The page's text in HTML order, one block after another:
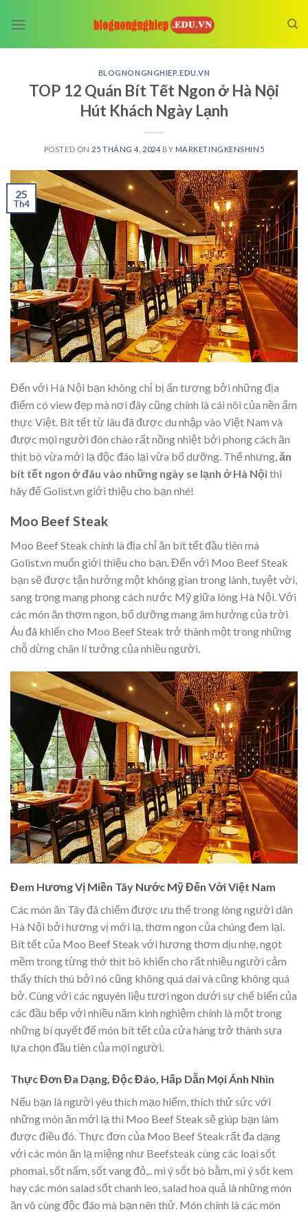
BLOGNONGNGHIEP.EDU.VN
TOP 12 Quán Bít Tết Ngon ở Hà Nội
Hút Khách Ngày Lạnh
POSTED ON 25 THÁNG 4, 2024 BY MARKETINGKENSHIN5
25
Th4
Đến với Hà Nội bạn không chỉ bị ấn tượng bởi những địa
điểm có view đẹp mà nơi đây cũng chính là cái nôi của nền ẩm
thực Việt. Bít tết từ lâu đã được du nhập vào Việt Nam và
được mọi người đón chào rất nồng nhiệt bởi phong cách ăn
thịt bò vừa mới lạ độc đáo lại vừa bổ dưỡng. Thế nhưng, ăn
bít tết ngon ở đâu vào những ngày se lạnh ở Hà Nộithì
hãy để Golist.vn giới thiệu cho bạn nhé!
Moo Beef Steak
Moo Beef Steak chính là địa chỉ ăn bít tết đầu tiên mà
Golist.vn muốn giới thiệu cho bạn. Đến với Moo Beef Steak
bạn sẽ được tận hưởng một không gian trong lành, tuyệt vời,
sang trọng mang phong cách nước Mỹ giữa lòng Hà Nội. Với
các món ăn thơm ngon, bổ dưỡng mang âm hưởng của trời
Âu đã khiến cho Moo Beef Steak trở thành một trong những
chỗ dừng chân lí tưởng của nhiều người.
Đem Hương Vị Miền Tây Nước Mỹ Đến Với Việt Nam
Các món ăn Tây đã chiếm được ưu thế trong lòng người dân
Hà Nội bởi hương vị mới lạ, thơm ngon của chúng đem lại.
Bít tết của Moo Beef Steak với hương thơm dịu nhẹ, ngọt
mềm trong từng thớ thịt bò khiến cho rất nhiều người cảm
thấy thích thú bởi nó cũng không quá dai và cũng không quá
bở. Cùng với các nguyên liệu tươi ngon dưới sự chế biến của
các đầu bếp với nhiều năm kinh nghiệm chính là một trong
những bí quyết để món bít tết của cửa hàng trở thành sựa
lựa chọn đầu tiên của mọi người.
Thực Đơn Đa Dạng, Độc Đáo, Hấp Dẫn Mọi Ánh Nhìn
Nếu bạn là người yêu thích mạo hiểm, thích thử sức với
những món ăn mới lạ thì Moo Beef Steak sẽ giúp bạn làm
được điều đó. Thực đơn của Moo Beef Steak rất đa dạng
với các món ăn lạ miệng như Beefsteak cùng các loại sốt
phomai, sốt nấm, sốt vang đỏ,.. mì ý sốt bò bằm, mì ý sốt kem
hay các món salad sốt chanh leo, salad hoa quả là những món
ăn vô cùng độc đáo mà bạn nên thử. Món chính là các món